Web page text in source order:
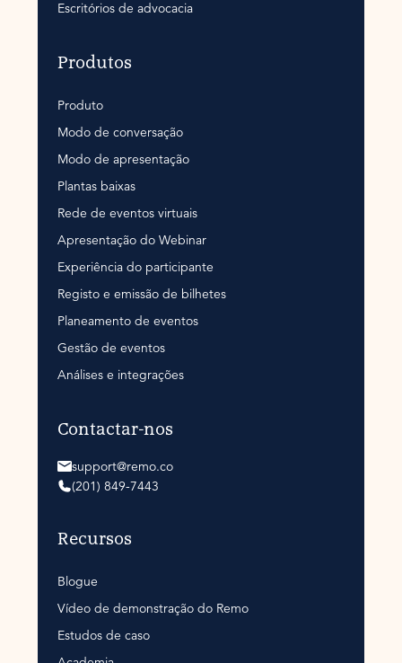
Escritórios de advocacia
Produtos
Produto
Modo de conversação
Modo de apresentação
Plantas baixas
Rede de eventos virtuais
Apresentação do Webinar
Experiência do participante
Registo e emissão de bilhetes
Planeamento de eventos
Gestão de eventos
Análises e integrações
Contactar-nos
support@remo.co
(201) 849-7443
Recursos
Blogue
Vídeo de demonstração do Remo
Estudos de caso